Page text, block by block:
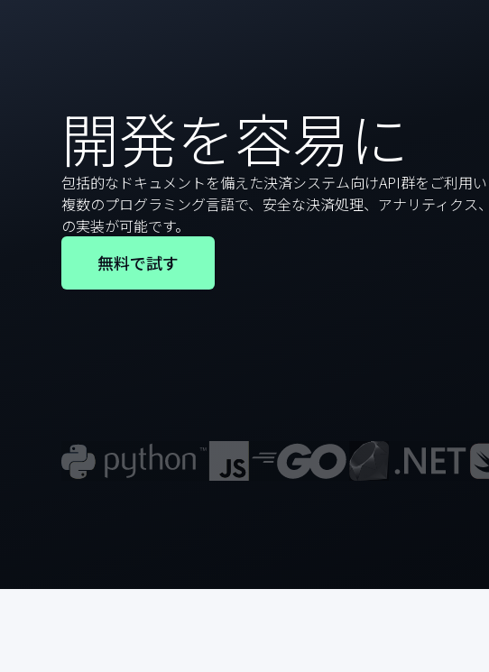
開発を容易に
包括的なドキュメントを備えた決済システム向けAPI群をご利用い
複数のプログラミング言語で、安全な決済処理、アナリティクス
の実装が可能です。
無料で試す